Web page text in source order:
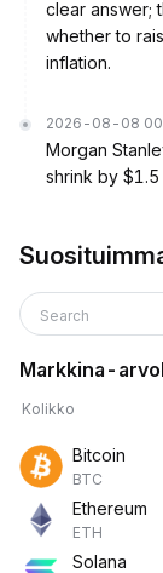
clear answer;
whether to
inflation.
2026-08-08
Morgan
shrink by $1.5
Search
Markkina-
Kolikko
Bitcoin
BTC
Ethereum
ETH
Solana